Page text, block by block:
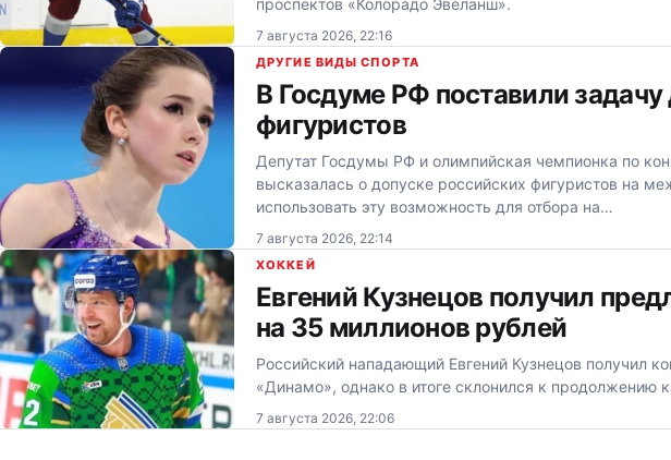
7 августа 2026, 22:16
ДРУГИЕ ВИДЫ СПОРТА
В Госдуме РФ поставили
фигуристов
Депутат Госдумы РФ и олимпийская чемпионка по
высказалась о допуске российских фигуристов на
использовать эту возможность для отбора на…
7 августа 2026, 22:14
ХОККЕЙ
Евгений Кузнецов получил
на 35 миллионов рублей
Российский нападающий Евгений Кузнецов получил
«Динамо», однако в итоге склонился к продолжению
7 августа 2026, 22:06